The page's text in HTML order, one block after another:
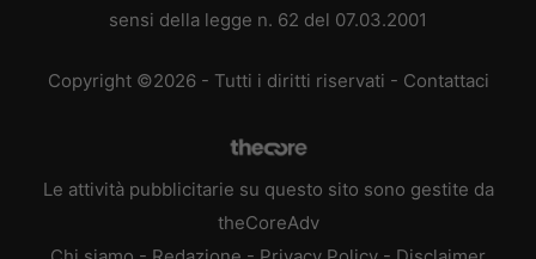
sensi della legge n. 62 del 07.03.2001
Copyright ©2026 - Tutti i diritti riservati - Contattaci
Le attività pubblicitarie su questo sito sono gestite da
theCoreAdv